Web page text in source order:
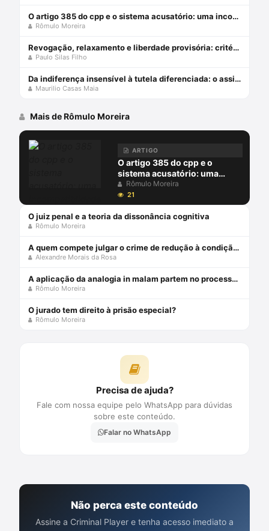
O artigo 385 do cpp e o sistema acusatório: uma incompatiblidade com a constituição federal
Rômulo Moreira
Revogação, relaxamento e liberdade provisória: critérios de diferenciação das medidas que afastam a prisão cautelar
Paulo Silas Filho
Da indiferença insensível à tutela diferenciada: o assistido defensorial e o cumprimento de sentença – esperanças da cidadania no ncpc
Maurilio Casas Maia
Mais de Rômulo Moreira
ARTIGO
O artigo 385 do cpp e o
sistema acusatório: uma
incompatiblidade com a
constituição federal
Rômulo Moreira
21
O juiz penal e a teoria da dissonância cognitiva
Rômulo Moreira
A quem compete julgar o crime de redução à condição análoga à escravo (cp, art. 149)?
Alexandre Morais da Rosa
A aplicação da analogia in malam partem no processo penal brasileiro
Rômulo Moreira
O jurado tem direito à prisão especial?
Rômulo Moreira
Precisa de ajuda?
Fale com nossa equipe pelo WhatsApp para dúvidas
sobre este conteúdo.
Falar no WhatsApp
Não perca este conteúdo
Assine a Criminal Player e tenha acesso imediato a